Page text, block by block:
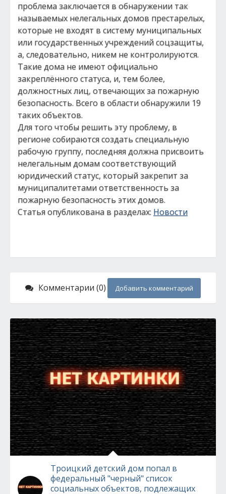
проблема заключается в обнаружении так
называемых нелегальных домов престарелых,
которые не входят в систему муниципальных
или государственных учреждений соцзащиты,
а, следовательно, никем не контролируются.
Такие дома не имеют официально
закреплённого статуса, и, тем более,
должностных лиц, отвечающих за пожарную
безопасность. Всего в области обнаружили 19
таких объектов.
Для того чтобы решить эту проблему, в
регионе собираются создать специальную
рабочую группу, последняя должна присвоить
нелегальным домам соответствующий
юридический статус, который закрепит за
муниципалитетами ответственность за
пожарную безопасность этих домов.
Статья опубликована в разделах: Новости
Комментарии (0) Добавить комментарий
Троицкий детский дом попал в
федеральный "черный" список
социальных объектов, подлежащих